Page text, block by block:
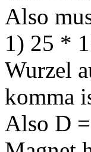
Also
1) 25 *
Wurzel
komma
Also D